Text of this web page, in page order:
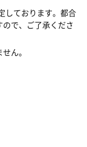
しております。都合
で、ご了承くださ
ん。